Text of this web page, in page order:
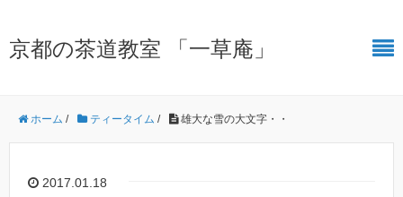
京都の茶道教室 「一草庵」
ホーム / ティータイム / 雄大な雪の大文字・・
2017.01.18